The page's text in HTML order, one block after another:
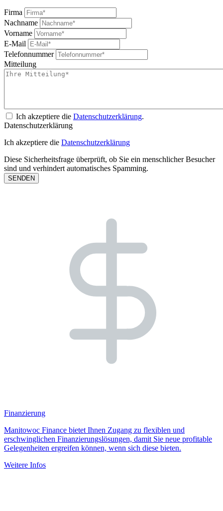
Firma
Nachname
Vorname
E-Mail
Telefonnummer
Mitteilung
Ich akzeptiere die Datenschutzerklärung.
Datenschutzerklärung
Ich akzeptiere die Datenschutzerklärung
Diese Sicherheitsfrage überprüft, ob Sie ein menschlicher Besucher
sind und verhindert automatisches Spamming.
Finanzierung
Manitowoc Finance bietet Ihnen Zugang zu flexiblen und
erschwinglichen Finanzierungslösungen, damit Sie neue profitable
Gelegenheiten ergreifen können, wenn sich diese bieten.
Weitere Infos